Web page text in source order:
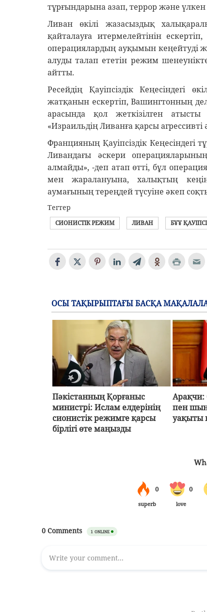
тұрғындарына азап, террор және үлкен
Ливан өкілі жазасыздық
қайталауға итермелейтінін
операциялардың ауқымын кеңейтуді
алуды талап ететін режим
айтты.
Ресейдің Қауіпсіздік Кеңесіндегі
жатқанын ескертіп, Вашингтонның
арасында қол жеткізілген
«Израильдің Ливанға қарсы
Францияның Қауіпсіздік Кеңесіндегі
Ливандағы әскери
алмайды», -деп атап өтті, бұл
мен жаралануына, халықтың
аумағының тереңдей түсуіне әкеп
Тегтер
СИОНИСТІК РЕЖИМ ЛИВАН БҰҰ
ОСЫ ТАҚЫРЫПТАҒЫ БАСҚА
Пәкістанның Қорғаныс
министрі: Ислам елдерінің
сионистік режимге қарсы
бірлігі өте маңызды
Арақчи:
пен
уақыты